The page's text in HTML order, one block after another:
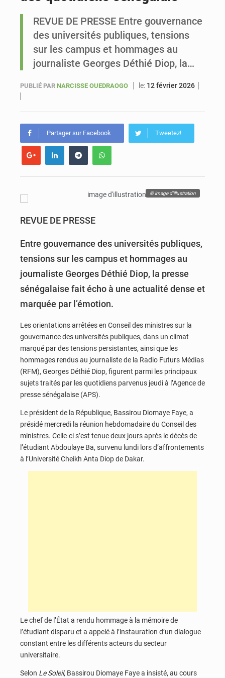
Sénégal : Ousmane Diagne prêtera serment le 11 août comme président du Conseil constitutionnel
REVUE DE PRESSE Entre gouvernance
des universités publiques, tensions
sur les campus et hommages au
journaliste Georges Déthié Diop, la…
PUBLIÉ PAR NARCISSE OUEDRAOGO le: 12 février 2026
Partager sur Facebook Tweetez!
© image d'illustration
REVUE DE PRESSE
Entre gouvernance des universités publiques,
tensions sur les campus et hommages au
journaliste Georges Déthié Diop, la presse
sénégalaise fait écho à une actualité dense et
marquée par l’émotion.
Les orientations arrêtées en Conseil des ministres sur la
gouvernance des universités publiques, dans un climat
marqué par des tensions persistantes, ainsi que les
hommages rendus au journaliste de la Radio Futurs Médias
(RFM), Georges Déthié Diop, figurent parmi les principaux
sujets traités par les quotidiens parvenus jeudi à l’Agence de
presse sénégalaise (APS).
Le président de la République, Bassirou Diomaye Faye, a
présidé mercredi la réunion hebdomadaire du Conseil des
ministres. Celle-ci s’est tenue deux jours après le décès de
l’étudiant Abdoulaye Ba, survenu lundi lors d’affrontements
à l’Université Cheikh Anta Diop de Dakar.
Le chef de l’État a rendu hommage à la mémoire de
l’étudiant disparu et a appelé à l’instauration d’un dialogue
constant entre les différents acteurs du secteur
universitaire.
Selon Le Soleil, Bassirou Diomaye Faye a insisté, au cours